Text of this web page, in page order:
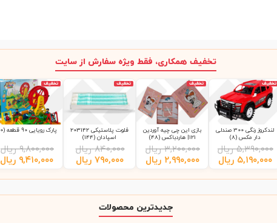
تخفیف همکاری، فقط ویژه سفارش از سایت
تخفیف
لندکروز رنگی 300 صندلی
دار مکس (8)
۵,۳۹۰,۰۰۰ ریال
۵,۱۹۰,۰۰۰ ریال
تخفیف
بازی این چی چیه آوردین
121| هاردباکس (48)
۳,۲۰۰,۰۰۰ ریال
۲,۹۹۰,۰۰۰ ریال
تخفیف
فلوت پلاستیکی 203142
اسپادان (144)
۸۴۰,۰۰۰ ریال
۷۹۰,۰۰۰ ریال
تخفیف
پارک رویایی 90 قطعه (10)
۹,۸۰۰,۰۰۰ ریال
۹,۴۱۰,۰۰۰ ریال
جدیدترین محصولات